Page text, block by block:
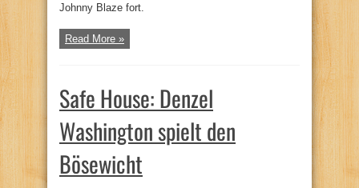
Johnny Blaze fort.
Read More »
Safe House: Denzel
Washington spielt den
Bösewicht